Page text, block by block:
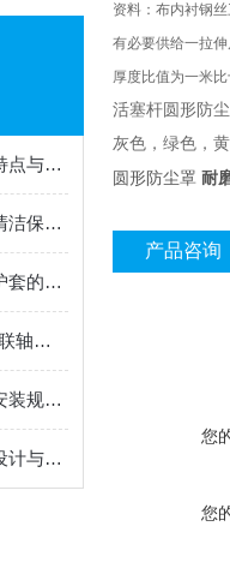
防火液压支柱保护套性能特点与阻燃防护应用
防尘液压立柱保护套日常清洁保养与更换规范
如何延长防尘液压立柱保护套的使用寿命？
2026年大扭矩/耐高温精密联轴器定制找哪家？能实现精准定制的优质厂家盘点
煤矿用液压立柱保护套的安装规范与使用寿命提升方案
液压支架立柱防尘罩结构设计与密封防护原理
资料：布内衬钢
有必要供给一拉
厚度比值为一米
活塞杆圆形防
灰色，绿色，
圆形防尘罩 耐
产品咨询
您
您